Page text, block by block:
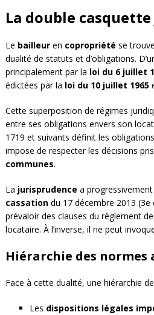
La double
Le bailleur en copropriété se
dualité de statuts et d’obligations.
principalement par la loi du 6 juillet
édictées par la loi du 10 juillet 1965
Cette superposition de régimes
entre ses obligations envers son
1719 et suivants définit les
impose de respecter les décisions
communes.
La jurisprudence a
cassation du 17 décembre 2013 (3e
prévaloir des clauses du règlement
locataire. À l’inverse, il ne peut
Hiérarchie des normes
Face à cette dualité, une hiérarchie
Les dispositions légales